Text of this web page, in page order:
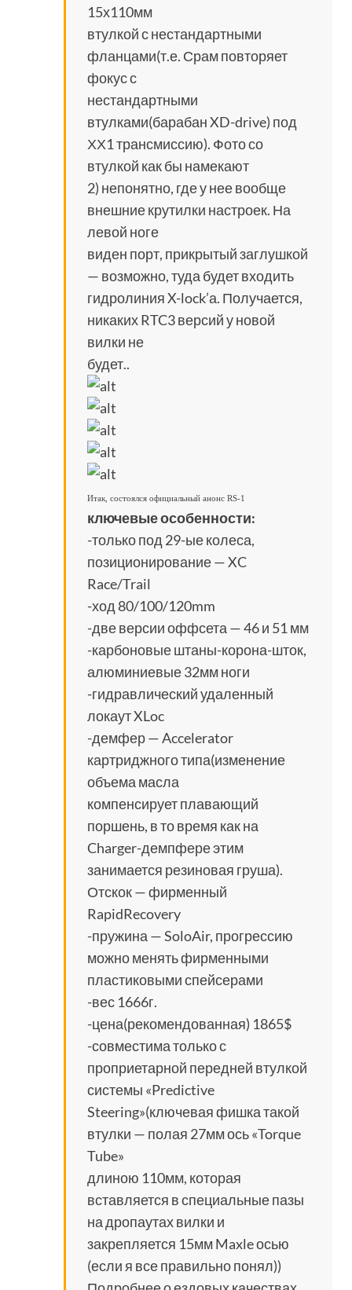
15х110мм
втулкой с нестандартными
фланцами(т.е. Срам повторяет
фокус с
нестандартными
втулками(барабан XD-drive) под
ХХ1 трансмиссию). Фото со
втулкой как бы намекают
2) непонятно, где у нее вообще
внешние крутилки настроек. На
левой ноге
виден порт, прикрытый заглушкой
— возможно, туда будет входить
гидролиния X-lock’а. Получается,
никаких RTC3 версий у новой
вилки не
будет..
Итак, состоялся официальный анонс RS-1
ключевые особенности:
-только под 29-ые колеса,
позиционирование — XC
Race/Trail
-ход 80/100/120mm
-две версии оффсета — 46 и 51 мм
-карбоновые штаны-корона-шток,
алюминиевые 32мм ноги
-гидравлический удаленный
локаут XLoc
-демфер — Accelerator
картриджного типа(изменение
объема масла
компенсирует плавающий
поршень, в то время как на
Charger-демпфере этим
занимается резиновая груша).
Отскок — фирменный
RapidRecovery
-пружина — SoloAir, прогрессию
можно менять фирменными
пластиковыми спейсерами
-вес 1666г.
-цена(рекомендованная) 1865$
-совместима только с
проприетарной передней втулкой
системы «Predictive
Steering»(ключевая фишка такой
втулки — полая 27мм ось «Torque
Tube»
длиною 110мм, которая
вставляется в специальные пазы
на дропаутах вилки и
закрепляется 15мм Maxle осью
(если я все правильно понял))